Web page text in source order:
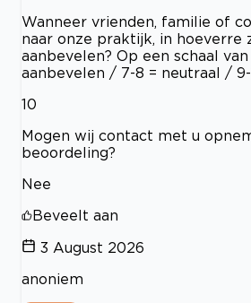
Wanneer vrienden, familie of
naar onze praktijk, in hoeverre
aanbevelen? Op een schaal
aanbevelen / 7-8 = neutraal /
10
Mogen wij contact met u
beoordeling?
Nee
Beveelt aan
3 August 2026
anoniem